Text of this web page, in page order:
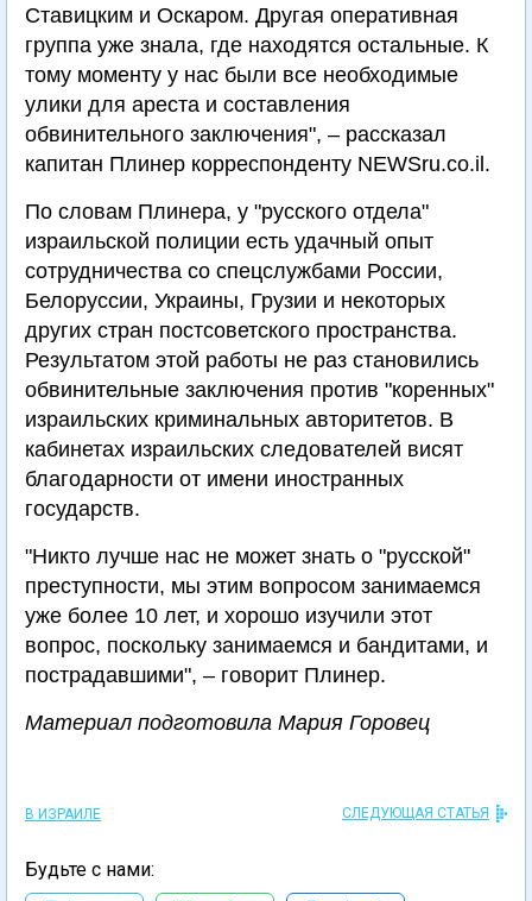
Ставицким и Оскаром. Другая оперативная
группа уже знала, где находятся остальные. К
тому моменту у нас были все необходимые
улики для ареста и составления
обвинительного заключения", – рассказал
капитан Плинер корреспонденту NEWSru.co.il.
По словам Плинера, у "русского отдела"
израильской полиции есть удачный опыт
сотрудничества со спецслужбами России,
Белоруссии, Украины, Грузии и некоторых
других стран постсоветского пространства.
Результатом этой работы не раз становились
обвинительные заключения против "коренных"
израильских криминальных авторитетов. В
кабинетах израильских следователей висят
благодарности от имени иностранных
государств.
"Никто лучше нас не может знать о "русской"
преступности, мы этим вопросом занимаемся
уже более 10 лет, и хорошо изучили этот
вопрос, поскольку занимаемся и бандитами, и
пострадавшими", – говорит Плинер.
Материал подготовила Мария Горовец
В ИЗРАИЛЕ СЛЕДУЮЩАЯ СТАТЬЯ
Будьте с нами: